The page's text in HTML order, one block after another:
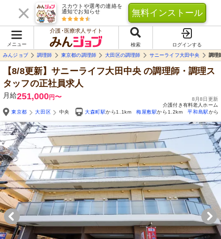
スカウトや選考の連絡を
通知でお知らせ
無料インストール
メニュー
介護･医療求人サイト
検索
ログインする
みんジョブ
調理師 東京都の調理師 大田区の調理師 サニーライフ大田中央 調理
【8/8更新】サニーライフ大田中央 の調理師・調理ス
タッフの正社員求人
月給251,000円〜
8月8日更新
介護付き有料老人ホーム
東京都
大田区 中央 大森町駅から1.1km 梅屋敷駅から1.2km 平和島駅から
自